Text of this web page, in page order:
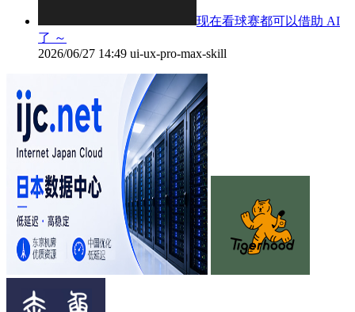
现在看球赛都可以借助 AI
了 ～
2026/06/27 14:49 ui-ux-pro-max-skill